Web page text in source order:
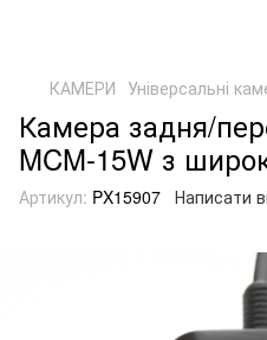
КАМЕРИ Універсальні
Камера задня/
MCM-15W з
Артикул: PX15907 Написати